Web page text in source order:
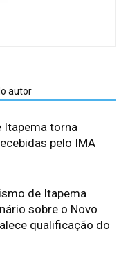
autor
Itapema torna
pelo IMA
de Itapema
sobre o Novo
qualificação do